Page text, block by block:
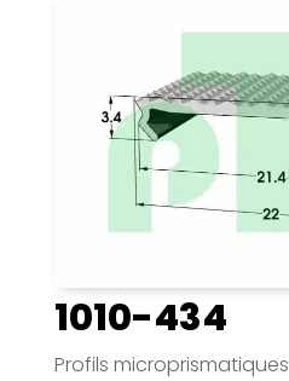
1010-434
Profils microprismatiques